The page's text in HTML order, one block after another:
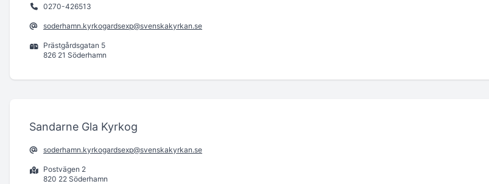
0270-426513
soderhamn.kyrkogardsexp@svenskakyrkan.se
Prästgårdsgatan 5
826 21 Söderhamn
Sandarne Gla Kyrkog
soderhamn.kyrkogardsexp@svenskakyrkan.se
Postvägen 2
820 22 Söderhamn